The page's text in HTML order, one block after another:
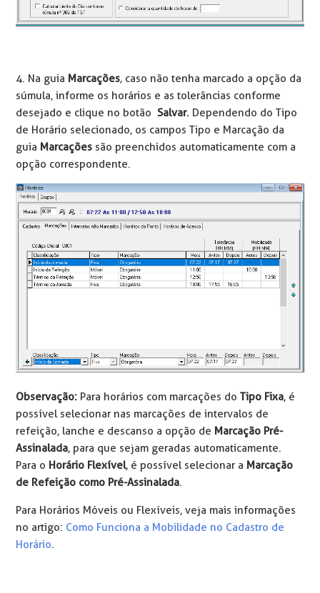
4. Na guia Marcações, caso não tenha marcado a opção da
súmula, informe os horários e as tolerâncias conforme
desejado e clique no botãoSalvar. Dependendo do Tipo
de Horário selecionado, os campos Tipo e Marcação da
guia Marcações são preenchidos automaticamente com a
opção correspondente.
Observação: Para horários com marcações doTipo Fixa, é
possível selecionar nas marcações de intervalos de
refeição, lanche e descanso a opção de Marcação Pré-
Assinalada, para que sejam geradas automaticamente.
Para o Horário Flexível, é possível selecionar a Marcação
de Refeição como Pré-Assinalada.
Para Horários Móveis ou Flexíveis, veja mais informações
no artigo: Como Funciona a Mobilidade no Cadastro de
Horário.